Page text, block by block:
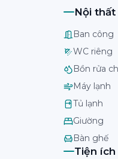
Nội
Ban công
WC riêng
Bồn rửa
Máy lạnh
Tủ lạnh
Giường
Bàn ghế
Tiện